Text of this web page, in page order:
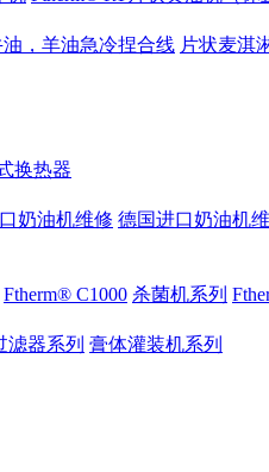
油，羊油急冷捏合线 片状麦淇
换热器
奶油机维修 德国进口奶油机
Ftherm® C1000 杀菌机系列
滤器系列 膏体灌装机系列